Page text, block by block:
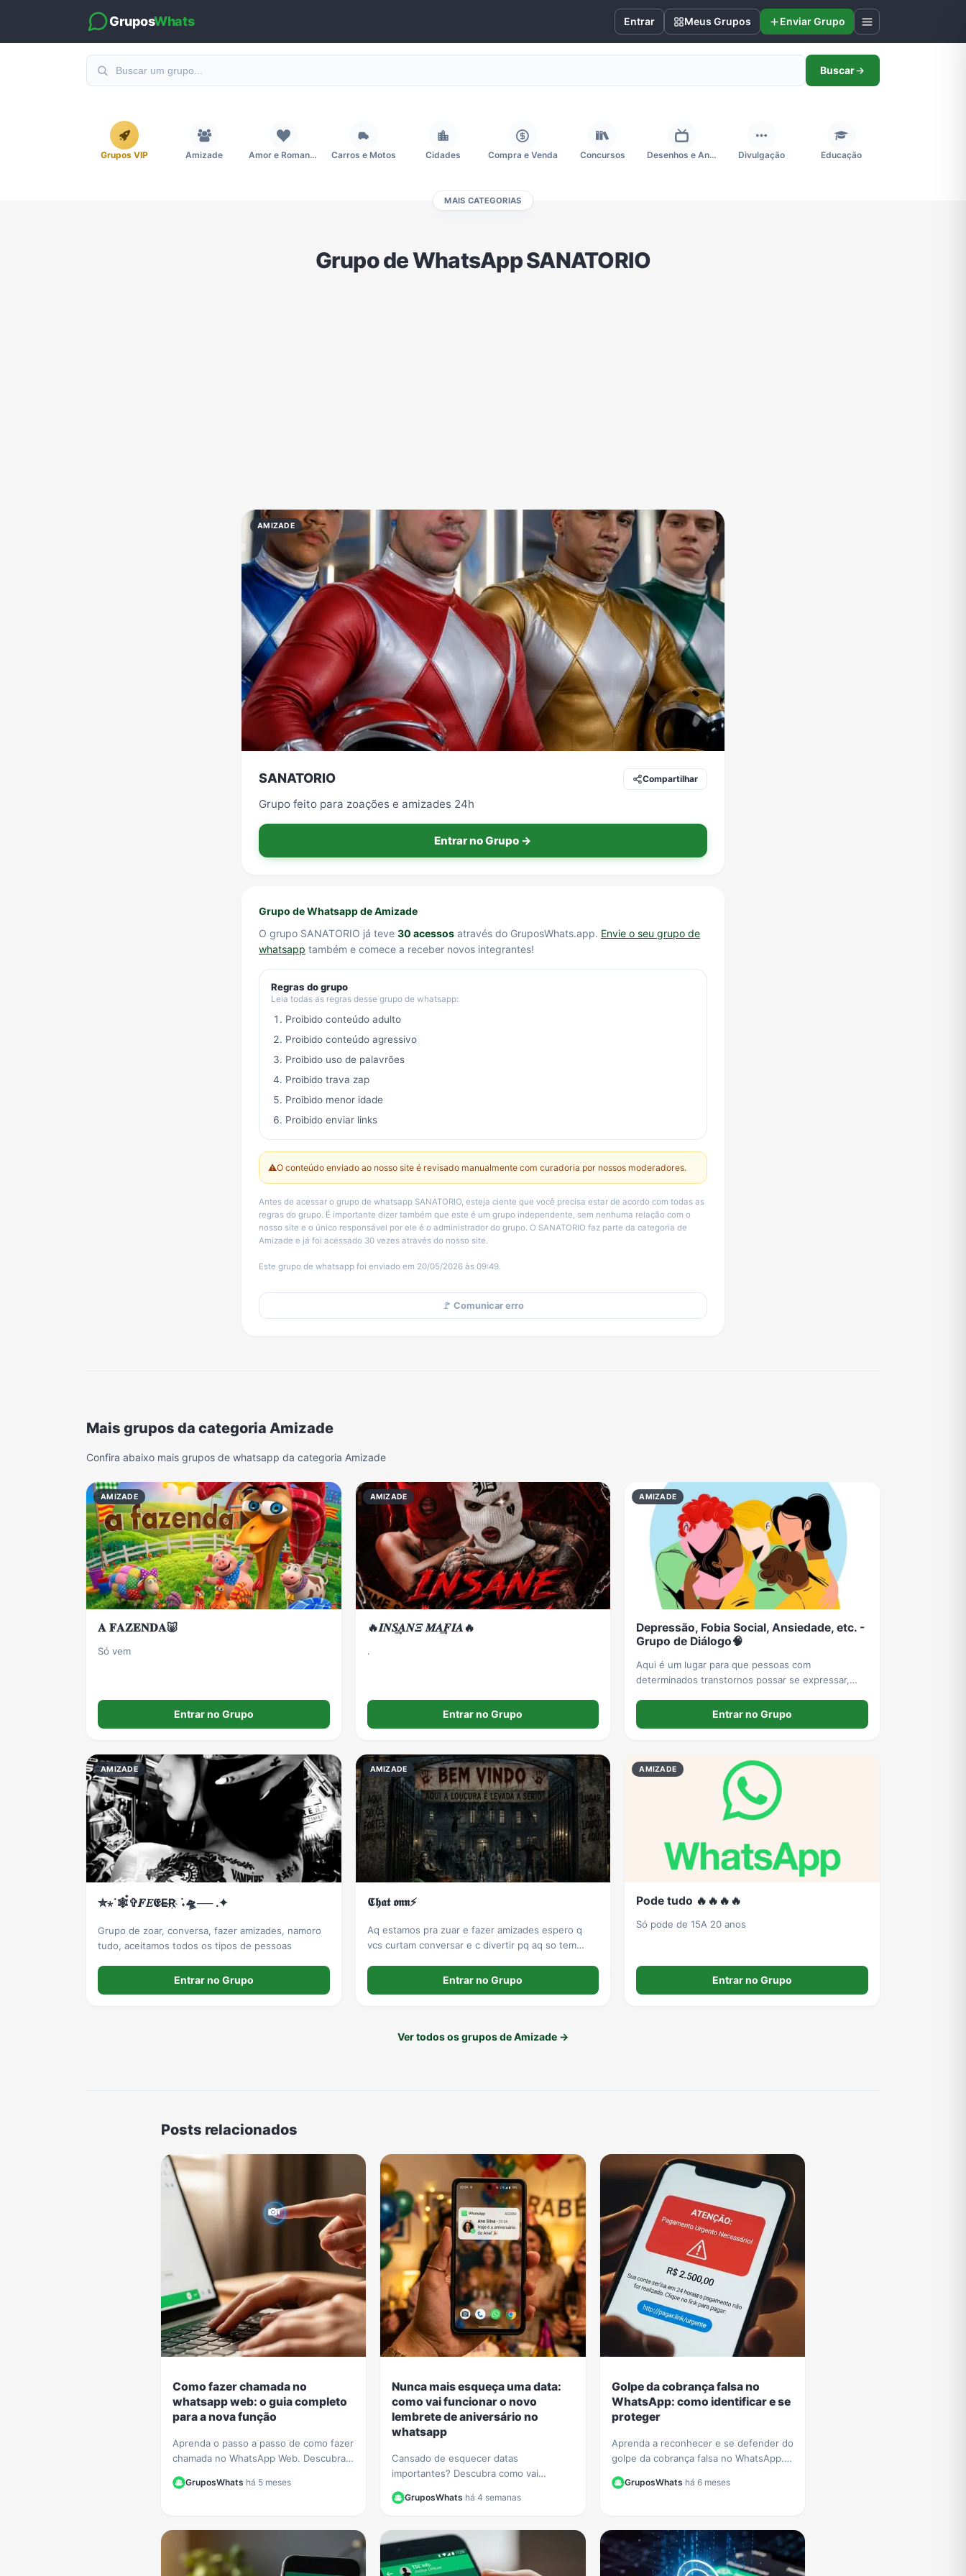
GruposWhats Entrar Meus Grupos Enviar Grupo
Buscar
Grupos VIP Amizade Amor e Romance Carros e Motos Cidades Compra e Venda Concursos Desenhos e Animes Divulgação Educação
Música
MAIS CATEGORIAS
Grupo de WhatsApp SANATORIO
AMIZADE
SANATORIO Compartilhar
Grupo feito para zoações e amizades 24h
Entrar no Grupo →
Grupo de Whatsapp de Amizade
O grupo SANATORIO já teve 30 acessos através do GruposWhats.app. Envie o seu grupo de
whatsapp também e comece a receber novos integrantes!
Regras do grupo
Leia todas as regras desse grupo de whatsapp:
Proibido conteúdo adulto
Proibido conteúdo agressivo
Proibido uso de palavrões
Proibido trava zap
Proibido menor idade
Proibido enviar links
⚠️O conteúdo enviado ao nosso site é revisado manualmente com curadoria por nossos moderadores.
Antes de acessar o grupo de whatsapp SANATORIO, esteja ciente que você precisa estar de acordo com todas as
regras do grupo. É importante dizer também que este é um grupo independente, sem nenhuma relação com o
nosso site e o único responsável por ele é o administrador do grupo. O SANATORIO faz parte da categoria de
Amizade e já foi acessado 30 vezes através do nosso site.
Este grupo de whatsapp foi enviado em 20/05/2026 às 09:49.
🚩 Comunicar erro
Mais grupos da categoria Amizade
Confira abaixo mais grupos de whatsapp da categoria Amizade
AMIZADE
𝐀 𝐅𝐀𝐙𝐄𝐍𝐃𝐀🐷
Só vem
Entrar no Grupo
AMIZADE
🔥𝑰𝑵𝑺͢𝜜𝑵𝛯 𝑴𝜜͢𝑭𝑰𝜜🔥
.
Entrar no Grupo
AMIZADE
Depressão, Fobia Social, Ansiedade, etc. -
Grupo de Diálogo🧠
Aqui é um lugar para que pessoas com
determinados transtornos possar se expressar,
respeito e compreensão.Entrar no Grupo
AMIZADE
✮⋆˙🕸️๋✞𝑭𝐸𝕰E̶R҉ ݁ ˖🛸── .✦
Grupo de zoar, conversa, fazer amizades, namoro
tudo, aceitamos todos os tipos de pessoas
Entrar no Grupo
AMIZADE
𝕮𝖍𝖆𝖙 𝖔𝖓𝖓⚡️
Aq estamos pra zuar e fazer amizades espero q
vcs curtam conversar e c divertir pq aq so tem
Entrar no Grupo
AMIZADE
Pode tudo 🔥🔥🔥🔥
Só pode de 15A 20 anos
Entrar no Grupo
Ver todos os grupos de Amizade →
Posts relacionados
Como fazer chamada no
whatsapp web: o guia completo
para a nova função
Aprenda o passo a passo de como fazer
chamada no WhatsApp Web. Descubra
vídeo que chegou ao navegador sem
GruposWhats·há 5 meses
Nunca mais esqueça uma data:
como vai funcionar o novo
lembrete de aniversário no
whatsapp
Cansado de esquecer datas
importantes? Descubra como vai
aniversário no WhatsApp e nunca mais
GruposWhats·há 4 semanas
Golpe da cobrança falsa no
WhatsApp: como identificar e se
proteger
Aprenda a reconhecer e se defender do
golpe da cobrança falsa no WhatsApp.
seus dados e evitar prejuízos
GruposWhats·há 6 meses